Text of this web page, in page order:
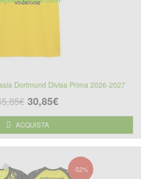
Dortmund Divisa Prima 2026-2027
30,85€
ACQUISTA
-52%